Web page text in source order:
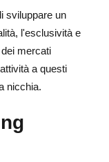
sviluppare un
l'esclusività e
mercati
a questi
nicchia.